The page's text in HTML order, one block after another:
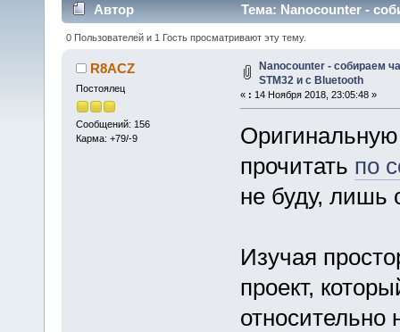
Автор
Тема: Nanocounter -
29487 раз)
0 Пользователей и 1 Гость просматривают эту тему.
R8ACZ
Постоялец
Сообщений: 156
Карма: +79/-9
Nanocounter - собираем
STM32 и с Bluetooth
« : 14 Ноября 2018, 23:05:48 »
прочитать по
не буду, лишь
Изучая
проект,